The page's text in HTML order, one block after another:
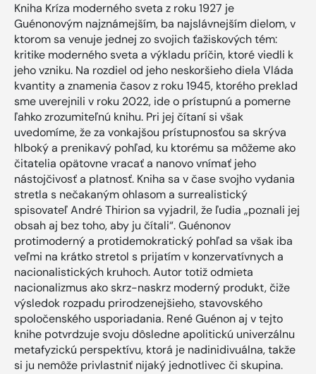
Kniha Kríza moderného sveta z roku 1927 je
Guénonovým najznámejším, ba najslávnejším dielom, v
ktorom sa venuje jednej zo svojich ťažiskových tém:
kritike moderného sveta a výkladu príčin, ktoré viedli k
jeho vzniku. Na rozdiel od jeho neskoršieho diela Vláda
kvantity a znamenia časov z roku 1945, ktorého preklad
sme uverejnili v roku 2022, ide o prístupnú a pomerne
ľahko zrozumiteľnú knihu. Pri jej čítaní si však
uvedomíme, že za vonkajšou prístupnosťou sa skrýva
hlboký a prenikavý pohľad, ku ktorému sa môžeme ako
čitatelia opätovne vracať a nanovo vnímať jeho
nástojčivosť a platnosť. Kniha sa v čase svojho vydania
stretla s nečakaným ohlasom a surrealistický
spisovateľ André Thirion sa vyjadril, že ľudia „poznali jej
obsah aj bez toho, aby ju čítali“. Guénonov
protimoderný a protidemokratický pohľad sa však iba
veľmi na krátko stretol s prijatím v konzervatívnych a
nacionalistických kruhoch. Autor totiž odmieta
nacionalizmus ako skrz-naskrz moderný produkt, čiže
výsledok rozpadu prirodzenejšieho, stavovského
spoločenského usporiadania. René Guénon aj v tejto
knihe potvrdzuje svoju dôsledne apolitickú univerzálnu
metafyzickú perspektívu, ktorá je nadinidivuálna, takže
si ju nemôže privlastniť nijaký jednotlivec či skupina.